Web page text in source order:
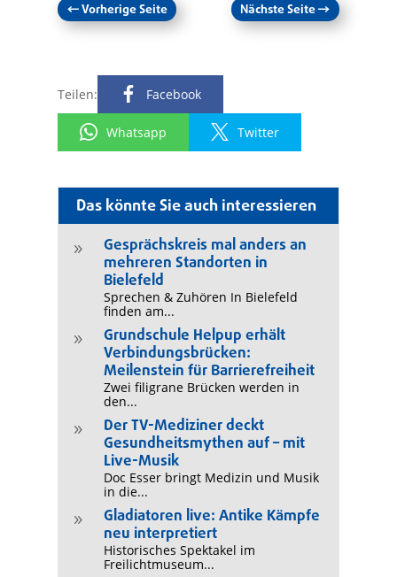
Das könnte Sie auch interessieren
9
Gesprächskreis mal anders an
mehreren Standorten in
Bielefeld
Sprechen & Zuhören In Bielefeld
finden am...
9
Grundschule Helpup erhält
Verbindungsbrücken:
Meilenstein für Barrierefreiheit
Zwei filigrane Brücken werden in
den...
9
Der TV-Mediziner deckt
Gesundheitsmythen auf – mit
Live-Musik
Doc Esser bringt Medizin und Musik
in die...
9
Gladiatoren live: Antike Kämpfe
neu interpretiert
Historisches Spektakel im
Freilichtmuseum...
←Vorherige Seite Nächste Seite→
Teilen: Facebook
Whatsapp Twitter